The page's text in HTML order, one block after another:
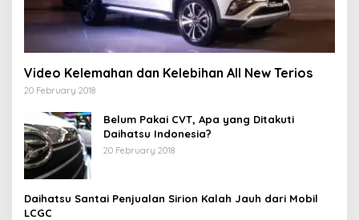
Video Kelemahan dan Kelebihan All New Terios
20 February 2018
Belum Pakai CVT, Apa yang Ditakuti
Daihatsu Indonesia?
20 February 2018
Daihatsu Santai Penjualan Sirion Kalah Jauh dari Mobil
LCGC